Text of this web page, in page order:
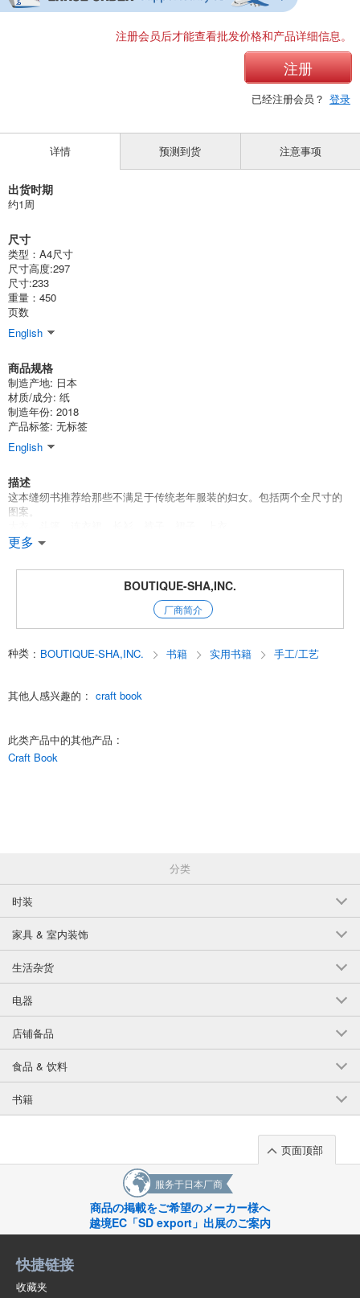
注册会员后才能查看批发价格和产品详细信息。
注册
已经注册会员？ 登录
详情
出货时期
约1周
尺寸
类型：A4尺寸
尺寸高度:297
尺寸:233
重量：450
页数
English
商品规格
制造产地: 日本
材质/成分: 纸
制造年份: 2018
产品标签: 无标签
English
描述
这本缝纫书推荐给那些不满足于传统老年服装的妇女。包括两个全尺寸的
图案。
2张装订的图案纸
更多
预测到货 注意事项
BOUTIQUE-SHA,INC.
厂商简介
种类 : BOUTIQUE-SHA,INC. 书籍 实用书籍 手工/工艺
其他人感兴趣的 : craft book
此类产品中的其他产品 :
Craft Book
分类
时装
家具 & 室内装饰
生活杂货
电器
店铺备品
食品 & 饮料
书籍
页面顶部
服务于日本厂商
商品の掲載をご希望のメーカー様へ
越境EC「SD export」出展のご案内
快捷链接
收藏夹